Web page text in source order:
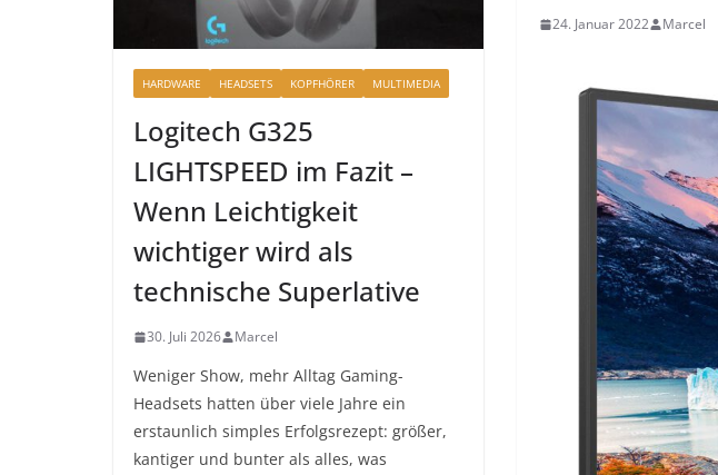
24. Januar 2022 Marcel
HARDWARE HEADSETS KOPFHÖRER MULTIMEDIA
Logitech G325
LIGHTSPEED im Fazit –
Wenn Leichtigkeit
wichtiger wird als
technische Superlative
30. Juli 2026 Marcel
Weniger Show, mehr Alltag Gaming-
Headsets hatten über viele Jahre ein
erstaunlich simples Erfolgsrezept: größer,
kantiger und bunter als alles, was